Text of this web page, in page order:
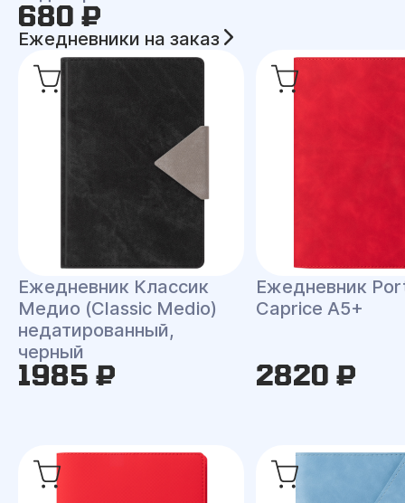
680 ₽
Ежедневники на заказ
Ежедневник Классик
Медио (Classic Medio)
недатированный,
черный
1985 ₽
Ежедневник
Caprice A5+
2820 ₽